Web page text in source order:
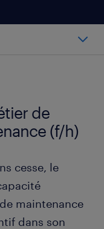
de maintenance
de maintenance
de
(f/h)
cesse, le
maintenance
dans son